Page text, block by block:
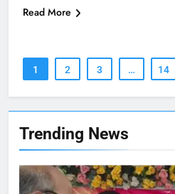
Trending News
बलिया को
NATIONAL
166
Ballia :
Read More
1 2 3 … 14